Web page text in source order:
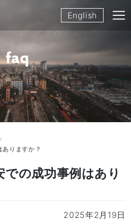
English
faq
りますか？
の成功事例はあり
2025年2月19日